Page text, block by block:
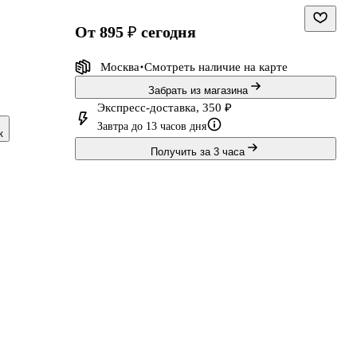
от 895 ₽ сегодня
Москва Смотреть наличие на карте
Забрать из магазина
Экспресс-доставка, 350 ₽
Завтра до 13 часов дня
Получить за 3 часа